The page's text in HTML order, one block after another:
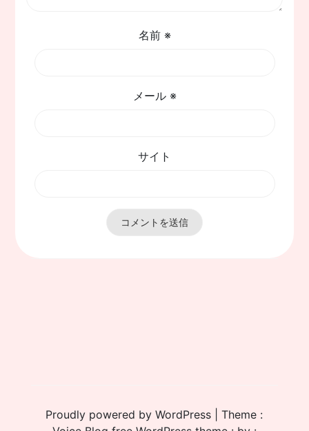
名前 ※
メール ※
サイト
Proudly powered by WordPress |Theme :